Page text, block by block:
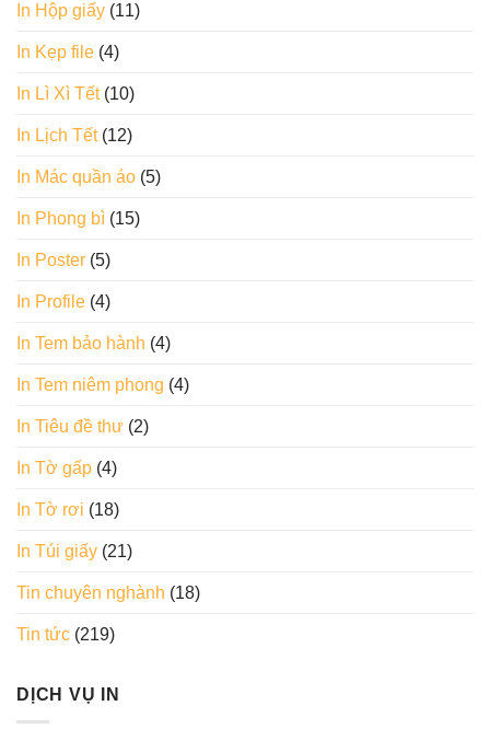
In Hộp giấy (11)
In Kẹp file (4)
In Lì Xì Tết(10)
In Lịch Tết(12)
In Mác quần áo (5)
In Phong bì (15)
In Poster (5)
In Profile (4)
In Tem bảo hành (4)
In Tem niêm phong (4)
In Tiêu đề thư (2)
In Tờ gấp (4)
In Tờ rơi (18)
In Túi giấy (21)
Tin chuyên nghành (18)
Tin tức (219)
DỊCH VỤ IN